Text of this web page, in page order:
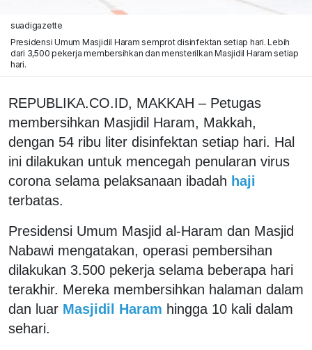
suadigazette
Presidensi Umum Masjidil Haram semprot disinfektan setiap hari. Lebih
dari 3,500 pekerja membersihkan dan mensterilkan Masjidil Haram setiap
hari.
REPUBLIKA.CO.ID, MAKKAH – Petugas
membersihkan Masjidil Haram, Makkah,
dengan 54 ribu liter disinfektan setiap hari. Hal
ini dilakukan untuk mencegah penularan virus
corona selama pelaksanaan ibadah haji
terbatas.
Presidensi Umum Masjid al-Haram dan Masjid
Nabawi mengatakan, operasi pembersihan
dilakukan 3.500 pekerja selama beberapa hari
terakhir. Mereka membersihkan halaman dalam
dan luar Masjidil Haram hingga 10 kali dalam
sehari.